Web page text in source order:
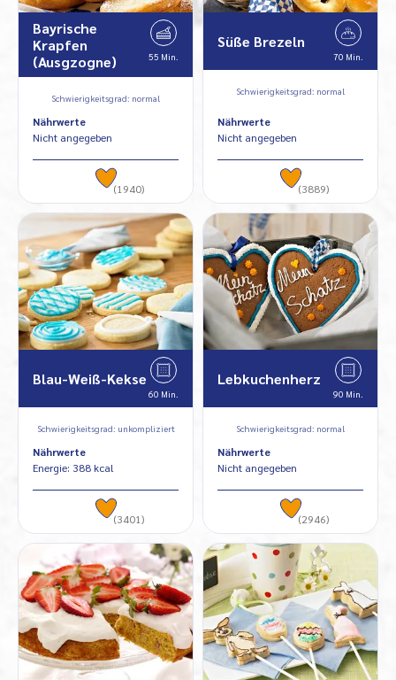
Bayrische
Krapfen
(Ausgzogne)
55 Min.
Schwierigkeitsgrad: normal
Nährwerte
Nicht angegeben
(1940)
Süße Brezeln
70 Min.
Schwierigkeitsgrad: normal
Nährwerte
Nicht angegeben
(3889)
Blau-Weiß-Kekse
60 Min.
Schwierigkeitsgrad: unkompliziert
Nährwerte
Energie: 388 kcal
(3401)
Lebkuchenherz
90 Min.
Schwierigkeitsgrad: normal
Nährwerte
Nicht angegeben
(2946)